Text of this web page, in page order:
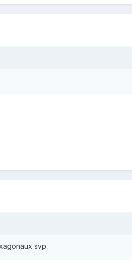
svp.